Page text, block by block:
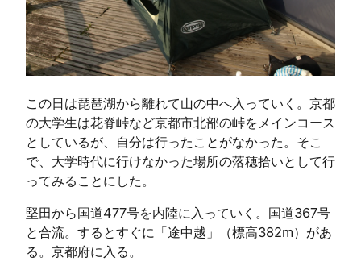
この日は琵琶湖から離れて山の中へ入っていく。京都
の大学生は花脊峠など京都市北部の峠をメインコース
としているが、自分は行ったことがなかった。そこ
で、大学時代に行けなかった場所の落穂拾いとして行
ってみることにした。
堅田から国道477号を内陸に入っていく。国道367号
と合流。するとすぐに「途中越」（標高382m）があ
る。京都府に入る。